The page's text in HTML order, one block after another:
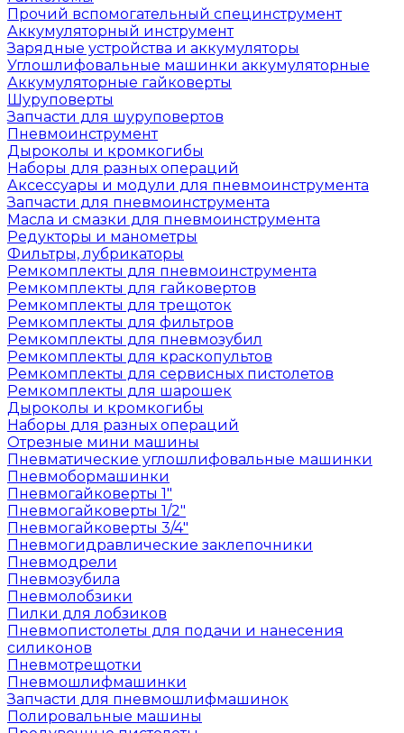
Прочий вспомогательный специнструмент
Аккумуляторный инструмент
Зарядные устройства и аккумуляторы
Углошлифовальные машинки аккумуляторные
Аккумуляторные гайковерты
Шуруповерты
Запчасти для шуруповертов
Пневмоинструмент
Дыроколы и кромкогибы
Наборы для разных операций
Аксессуары и модули для пневмоинструмента
Запчасти для пневмоинструмента
Масла и смазки для пневмоинструмента
Редукторы и манометры
Фильтры, лубрикаторы
Ремкомплекты для пневмоинструмента
Ремкомплекты для гайковертов
Ремкомплекты для трещоток
Ремкомплекты для фильтров
Ремкомплекты для пневмозубил
Ремкомплекты для краскопультов
Ремкомплекты для сервисных пистолетов
Ремкомплекты для шарошек
Дыроколы и кромкогибы
Наборы для разных операций
Отрезные мини машины
Пневматические углошлифовальные машинки
Пневмобормашинки
Пневмогайковерты 1"
Пневмогайковерты 1/2"
Пневмогайковерты 3/4"
Пневмогидравлические заклепочники
Пневмодрели
Пневмозубила
Пневмолобзики
Пилки для лобзиков
Пневмопистолеты для подачи и нанесения
силиконов
Пневмотрещотки
Пневмошлифмашинки
Запчасти для пневмошлифмашинок
Полировальные машины